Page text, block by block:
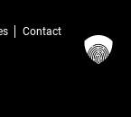
Contact